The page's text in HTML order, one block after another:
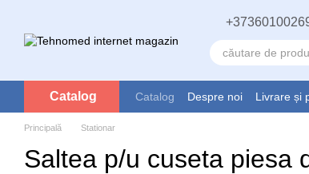
Catalog Catalog Despre noi Livrare și
Principală Stationar
Saltea p/u cuseta piesa